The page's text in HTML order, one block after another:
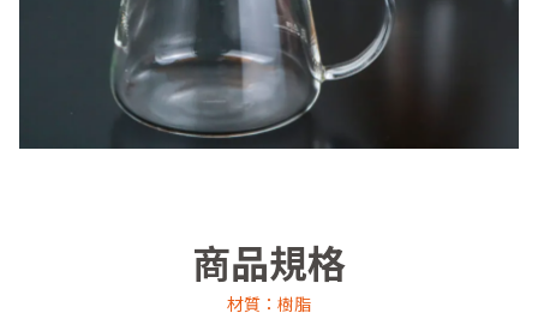
商品規格
材質：樹脂